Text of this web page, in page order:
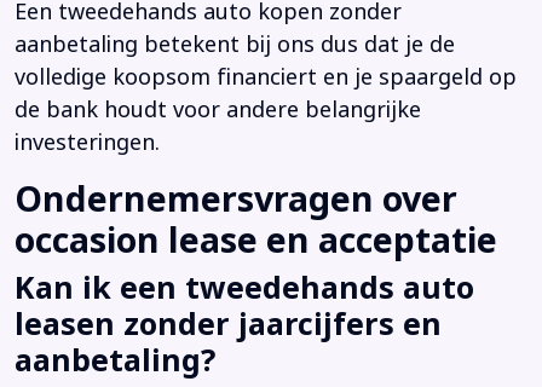
Een tweedehands auto kopen zonder
aanbetaling betekent bij ons dus dat je de
volledige koopsom financiert en je spaargeld op
de bank houdt voor andere belangrijke
investeringen.
Ondernemersvragen over
occasion lease en acceptatie
Kan ik een tweedehands auto
leasen zonder jaarcijfers en
aanbetaling?